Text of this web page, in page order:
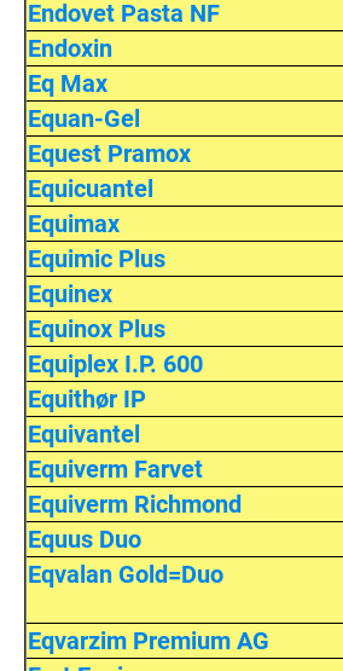
Endovet Pasta NF
Endoxin
Eq Max
Equan-Gel
Equest Pramox
Equicuantel
Equimax
Equimic Plus
Equinex
Equinox Plus
Equiplex I.P. 600
Equithør IP
Equivantel
Equiverm Farvet
Equiverm Richmond
Equus Duo
Eqvalan Gold=Duo
Eqvarzim Premium AG